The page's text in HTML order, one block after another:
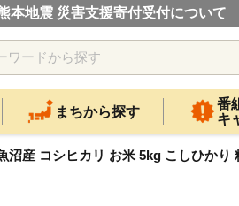
本地震 災害支援寄付受付について
まちから探す
番
キ
沼産 コシヒカリ お米 5kg こしひかり